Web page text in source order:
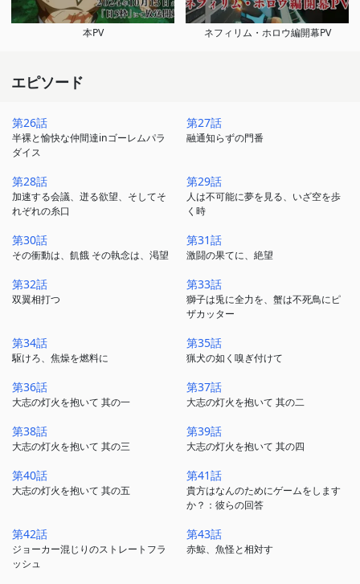
本PV ネフィリム・ホロウ編開幕PV
エピソード
第26話
半裸と愉快な仲間達inゴーレムパラ
ダイス
第27話
融通知らずの門番
第28話
加速する会議、迸る欲望、そしてそ
れぞれの糸口
第29話
人は不可能に夢を見る、いざ空を歩
く時
第30話
その衝動は、飢餓 その執念は、渇望
第31話
激闘の果てに、絶望
第32話
双翼相打つ
第33話
獅子は兎に全力を、蟹は不死鳥にピ
ザカッター
第34話
駆けろ、焦燥を燃料に
第35話
猟犬の如く嗅ぎ付けて
第36話
大志の灯火を抱いて 其の一
第37話
大志の灯火を抱いて 其の二
第38話
大志の灯火を抱いて 其の三
第39話
大志の灯火を抱いて 其の四
第40話
大志の灯火を抱いて 其の五
第41話
貴方はなんのためにゲームをします
か？：彼らの回答
第42話
ジョーカー混じりのストレートフラ
ッシュ
第43話
赤鯨、魚怪と相対す